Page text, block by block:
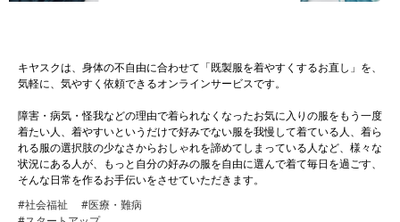
キヤスクは、身体の不自由に合わせて「既製服を着やすくするお直し」を、
気軽に、気やすく依頼できるオンラインサービスです。
障害・病気・怪我などの理由で着られなくなったお気に入りの服をもう一度
着たい人、着やすいというだけで好みでない服を我慢して着ている人、着ら
れる服の選択肢の少なさからおしゃれを諦めてしまっている人など、様々な
状況にある人が、もっと自分の好みの服を自由に選んで着て毎日を過ごす、
そんな日常を作るお手伝いをさせていただきます。
#社会福祉
#医療・難病